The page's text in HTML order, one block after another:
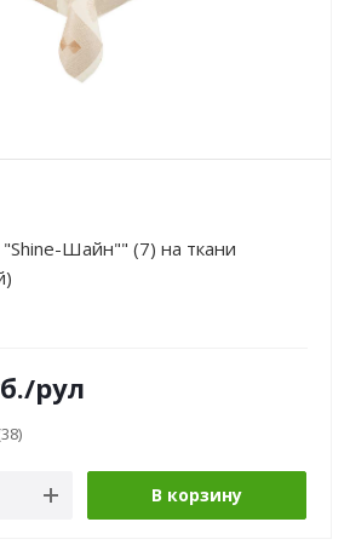
Шайн"" (7) на ткани
/рул
В корзину